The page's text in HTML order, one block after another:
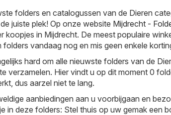
folders en catalogussen van de Dieren
juiste plek! Op onze website Mijdrecht -
koopjes in Mijdrecht. De meest populaire
vandaag nog en mis geen enkele
hard om alle nieuwste folders van de
verzamelen. Hier vindt u op dit moment 0
dus aarzel niet te lang.
aanbiedingen aan u voorbijgaan en
in deze folders: Stel thuis op uw gemak een